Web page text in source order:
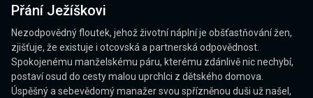
Přání Ježíškovi
Nezodpovědný floutek, jehož životní náplní je obšťastňování žen,
zjišťuje, že existuje i otcovská a partnerská odpovědnost.
Spokojenému manželskému páru, kterému zdánlivě nic nechybí,
postaví osud do cesty malou uprchlci z dětského domova.
Úspěšný a sebevědomý manažer svou spřízněnou duši už našel,